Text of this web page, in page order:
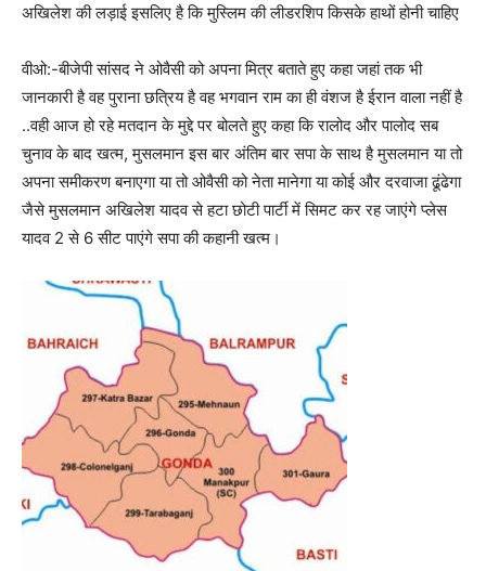
अखिलेश की लड़ाई इसलिए है कि मुस्लिम की लीडरशिप किसके हाथों होनी चाहिए
वीओ:-बीजेपी सांसद ने ओवैसी को अपना मित्र बताते हुए कहा जहां तक भी
जानकारी है वह पुराना छत्रिय है वह भगवान राम का ही वंशज है ईरान वाला नहीं है
..वही आज हो रहे मतदान के मुद्दे पर बोलते हुए कहा कि रालोद और पालोद सब
चुनाव के बाद खत्म, मुसलमान इस बार अंतिम बार सपा के साथ है मुसलमान या तो
अपना समीकरण बनाएगा या तो ओवैसी को नेता मानेगा या कोई और दरवाजा ढूंढेगा
जैसे मुसलमान अखिलेश यादव से हटा छोटी पार्टी में सिमट कर रह जाएंगे प्लेस
यादव 2 से 6 सीट पाएंगे सपा की कहानी खत्म।